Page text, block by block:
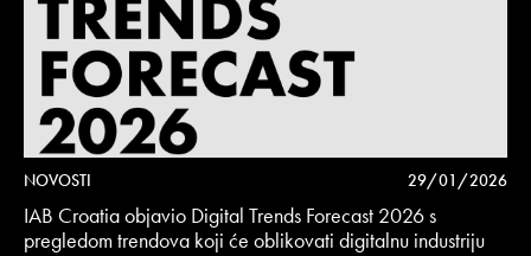
NOVOSTI 29/01/2026
IAB Croatia objavio Digital Trends Forecast 2026 s
pregledom trendova koji će oblikovati digitalnu industriju